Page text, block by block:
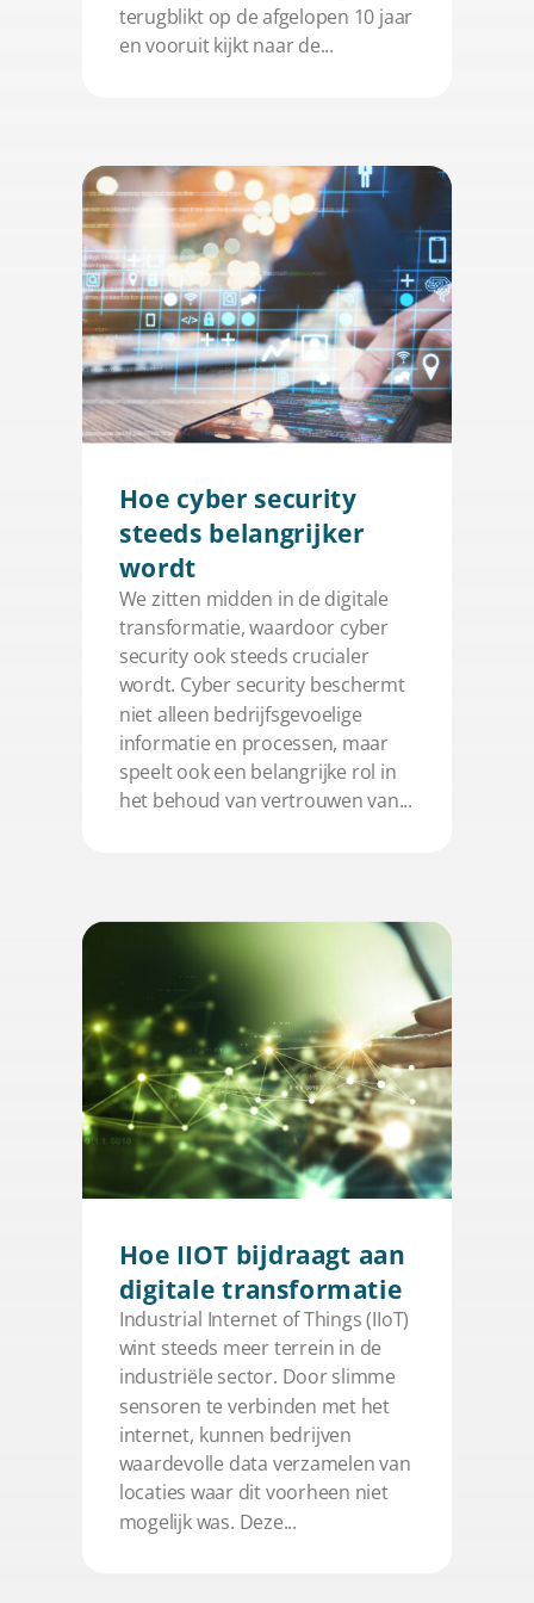
terugblikt op de afgelopen 10 jaar
en vooruit kijkt naar de...
Hoe cyber security
steeds belangrijker
wordt
We zitten midden in de digitale
transformatie, waardoor cyber
security ook steeds crucialer
wordt. Cyber security beschermt
niet alleen bedrijfsgevoelige
informatie en processen, maar
speelt ook een belangrijke rol in
het behoud van vertrouwen van...
Hoe IIOT bijdraagt aan
digitale transformatie
Industrial Internet of Things (IIoT)
wint steeds meer terrein in de
industriële sector. Door slimme
sensoren te verbinden met het
internet, kunnen bedrijven
waardevolle data verzamelen van
locaties waar dit voorheen niet
mogelijk was. Deze...